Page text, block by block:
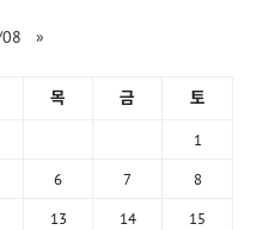
»
목 금 토
1
6 7 8
13 14 15